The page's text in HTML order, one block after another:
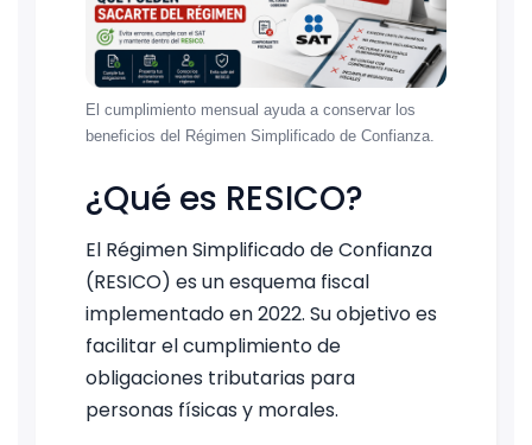
El cumplimiento mensual ayuda a conservar los
beneficios del Régimen Simplificado de Confianza.
¿Qué es RESICO?
El Régimen Simplificado de Confianza
(RESICO) es un esquema fiscal
implementado en 2022. Su objetivo es
facilitar el cumplimiento de
obligaciones tributarias para
personas físicas y morales.